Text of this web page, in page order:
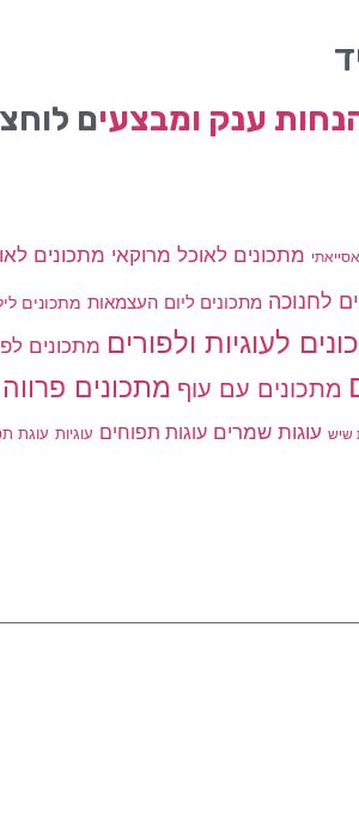
ענק ומבצעים
מתכונים לאוכל מרוקאי מתכונים
לחנוכה מתכונים ליום העצמאות מתכונים
לעוגיות ולפורים מתכונים
מתכונים עם עוף מתכונים פרווה
שיש עוגות שמרים עוגות תפוחים עוגיות עוגת